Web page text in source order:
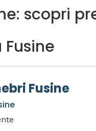
scopri
Fusine
Fusine